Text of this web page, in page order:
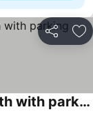
Partilhar
Cozy basement 2 bedroom 2 bath with parking